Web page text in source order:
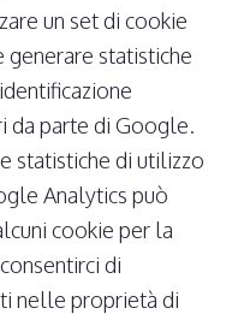
un set di cookie
statistiche
da parte di Google.
statistiche di utilizzo
Analytics può
cookie per la
di
nelle proprietà di